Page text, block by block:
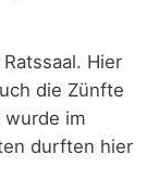
Hier
die Zünfte
wurde im
durften hier